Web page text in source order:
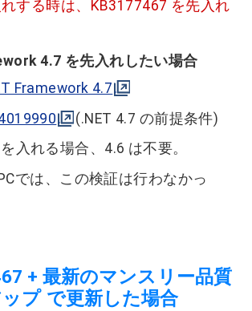
する時は、KB3177467 を先入れ
4.7 を先入れしたい場合
Framework 4.7
(.NET 4.7 の前提条件)
入れる場合、4.6 は不要。
では、この検証は行わなかっ
+ 最新のマンスリー品質
プ で更新した場合